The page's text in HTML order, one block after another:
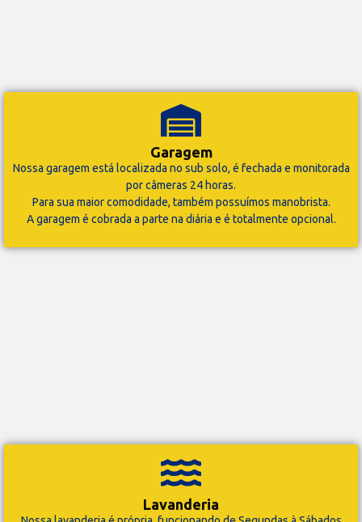
Garagem
Nossa garagem está localizada no sub solo, é fechada e monitorada
por câmeras 24 horas.
Para sua maior comodidade, também possuímos manobrista.
A garagem é cobrada a parte na diária e é totalmente opcional.
Lavanderia